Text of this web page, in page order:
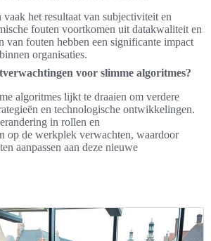
het resultaat van subjectiviteit en
fouten voortkomen uit datakwaliteit en
van fouten hebben een significante impact
organisaties.
voor slimme algoritmes?
algoritmes lijkt te draaien om verdere
en technologische ontwikkelingen.
in rollen en
op de werkplek verwachten, waardoor
aanpassen aan deze nieuwe